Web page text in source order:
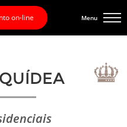
on-line Menu